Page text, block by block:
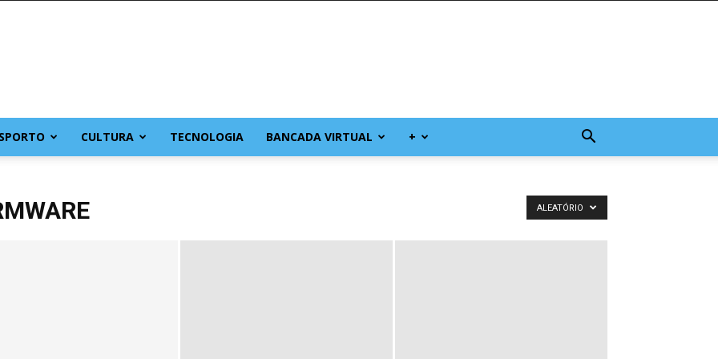
CULTURA TECNOLOGIA BANCADA VIRTUAL +
ALEATÓRIO